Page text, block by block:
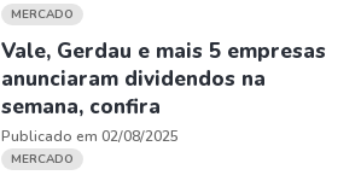
MERCADO
Vale, Gerdau e mais 5 empresas
anunciaram dividendos na
semana, confira
Publicado em 02/08/2025
MERCADO